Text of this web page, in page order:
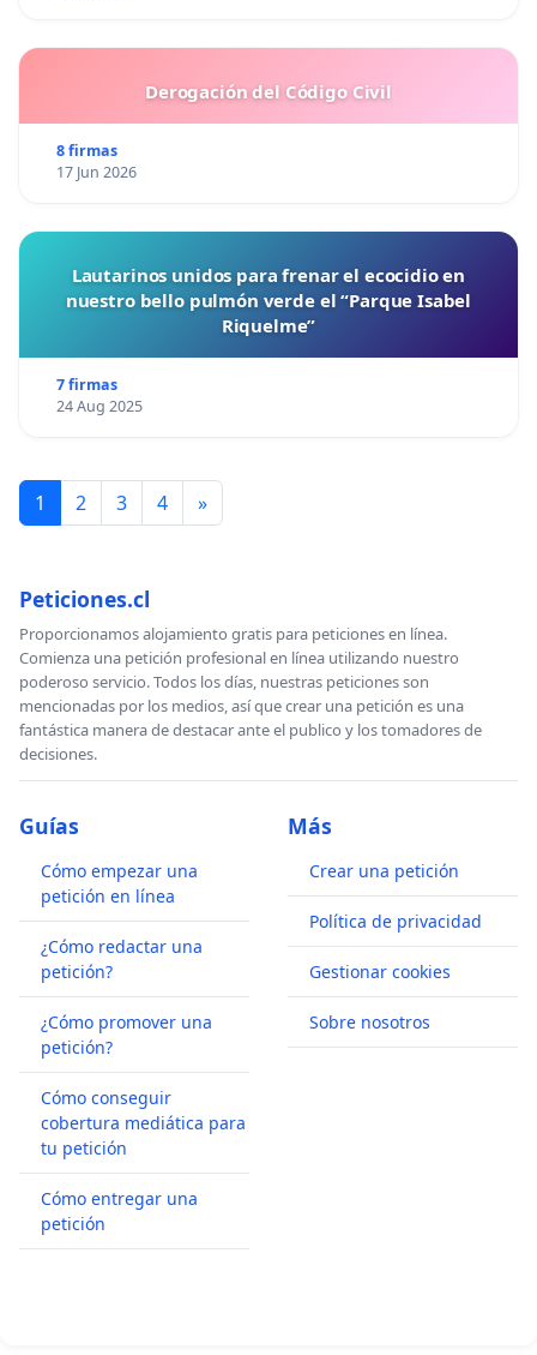
Derogación del Código Civil
8 firmas
17 Jun 2026
Lautarinos unidos para frenar el ecocidio en
nuestro bello pulmón verde el “Parque Isabel
Riquelme”
7 firmas
24 Aug 2025
1 2 3 4 »
Peticiones.cl
Proporcionamos alojamiento gratis para peticiones en línea.
Comienza una petición profesional en línea utilizando nuestro
poderoso servicio. Todos los días, nuestras peticiones son
mencionadas por los medios, así que crear una petición es una
fantástica manera de destacar ante el publico y los tomadores de
decisiones.
Guías
Cómo empezar una
petición en línea
¿Cómo redactar una
petición?
¿Cómo promover una
petición?
Cómo conseguir
cobertura mediática para
tu petición
Cómo entregar una
petición
Más
Crear una petición
Política de privacidad
Gestionar cookies
Sobre nosotros